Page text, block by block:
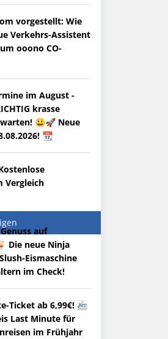
vorgestellt: Wie
Verkehrs-Assistent
ooono CO-
im August -
krasse
😀🚀 Neue
📆
Vergleich
auf
Die neue Ninja
Eismaschine
im Check!
Ticket ab 6,99€! 🚈
Last Minute für
im Frühjahr